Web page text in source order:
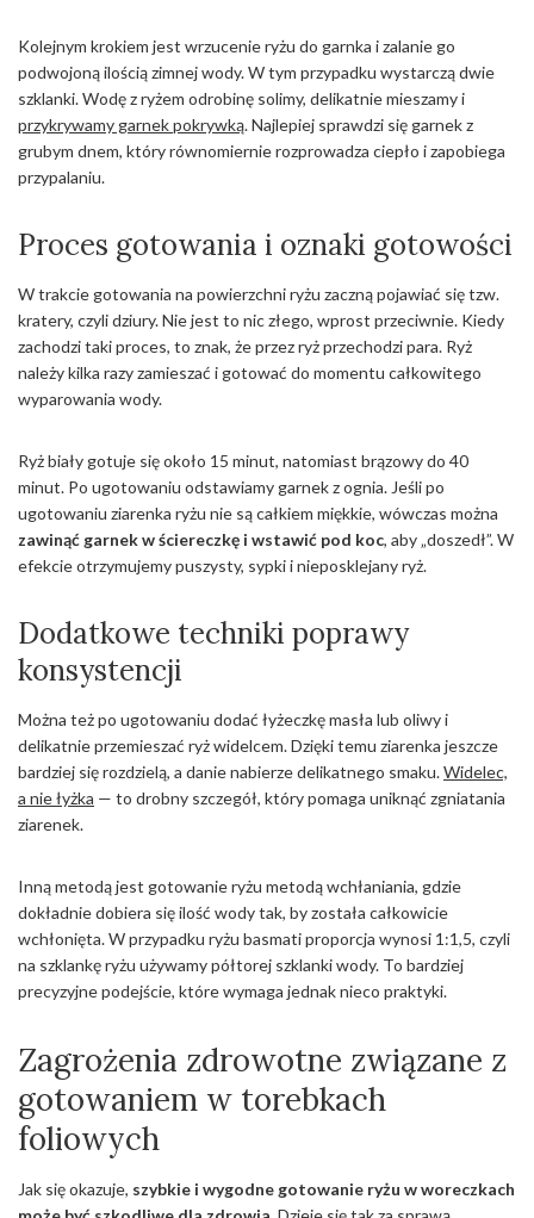
Kolejnym krokiem jest wrzucenie ryżu do garnka i zalanie go
podwojoną ilością zimnej wody. W tym przypadku wystarczą dwie
szklanki. Wodę z ryżem odrobinę solimy, delikatnie mieszamy i
przykrywamy garnek pokrywką. Najlepiej sprawdzi się garnek z
grubym dnem, który równomiernie rozprowadza ciepło i zapobiega
przypalaniu.
Proces gotowania i oznaki gotowości
W trakcie gotowania na powierzchni ryżu zaczną pojawiać się tzw.
kratery, czyli dziury. Nie jest to nic złego, wprost przeciwnie. Kiedy
zachodzi taki proces, to znak, że przez ryż przechodzi para. Ryż
należy kilka razy zamieszać i gotować do momentu całkowitego
wyparowania wody.
Ryż biały gotuje się około 15 minut, natomiast brązowy do 40
minut. Po ugotowaniu odstawiamy garnek z ognia. Jeśli po
ugotowaniu ziarenka ryżu nie są całkiem miękkie, wówczas można
zawinąć garnek w ściereczkę i wstawić pod koc, aby „doszedł”. W
efekcie otrzymujemy puszysty, sypki i nieposklejany ryż.
Dodatkowe techniki poprawy
konsystencji
Można też po ugotowaniu dodać łyżeczkę masła lub oliwy i
delikatnie przemieszać ryż widelcem. Dzięki temu ziarenka jeszcze
bardziej się rozdzielą, a danie nabierze delikatnego smaku.Widelec,
a nie łyżka — to drobny szczegół, który pomaga uniknąć zgniatania
ziarenek.
Inną metodą jest gotowanie ryżu metodą wchłaniania, gdzie
dokładnie dobiera się ilość wody tak, by została całkowicie
wchłonięta. W przypadku ryżu basmati proporcja wynosi 1:1,5, czyli
na szklankę ryżu używamy półtorej szklanki wody. To bardziej
precyzyjne podejście, które wymaga jednak nieco praktyki.
Zagrożenia zdrowotne związane z
gotowaniem w torebkach
foliowych
Jak się okazuje, szybkie i wygodne gotowanie ryżu w woreczkach